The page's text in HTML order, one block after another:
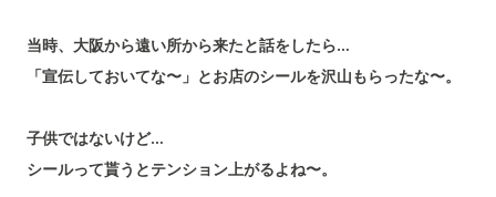
当時、大阪から遠い所から来たと話をしたら…
「宣伝しておいてな〜」とお店のシールを沢山もらったな〜。
子供ではないけど…
シールって貰うとテンション上がるよね〜。